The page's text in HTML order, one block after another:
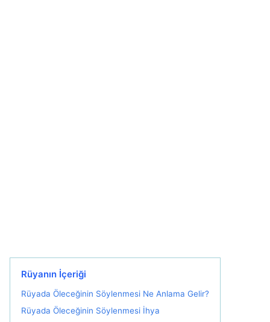
Rüyanın İçeriği
Rüyada Öleceğinin Söylenmesi Ne Anlama Gelir?
Rüyada Öleceğinin Söylenmesi İhya